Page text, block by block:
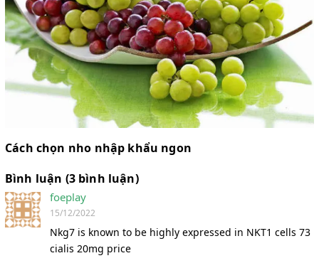
Cách chọn nho nhập khẩu ngon
Bình luận (3 bình luận)
foeplay
15/12/2022
Nkg7 is known to be highly expressed in NKT1 cells 73
cialis 20mg price